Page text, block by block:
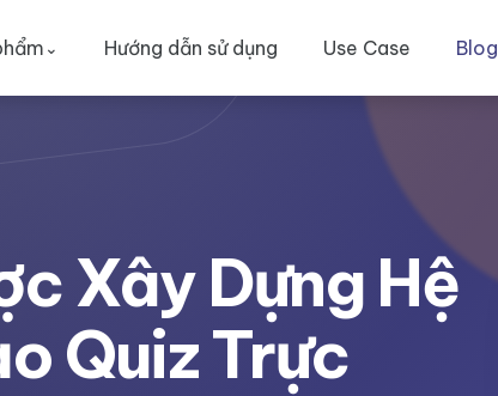
⌄ Hướng dẫn sử dụng Use Case Blog
Xây Dựng Hệ
Quiz Trực